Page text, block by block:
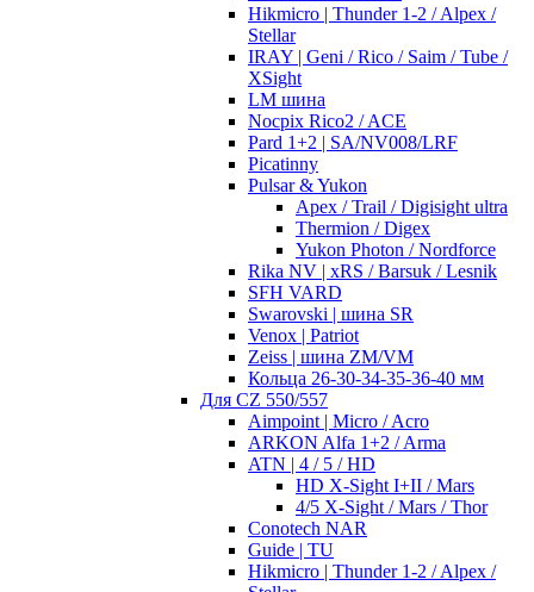
Hikmicro | Thunder 1-2 / Alpex /
Stellar
IRAY | Geni / Rico / Saim / Tube /
XSight
LM шина
Nocpix Rico2 / ACE
Pard 1+2 | SA/NV008/LRF
Picatinny
Pulsar & Yukon
Apex / Trail / Digisight ultra
Thermion / Digex
Yukon Photon / Nordforce
Rika NV | xRS / Barsuk / Lesnik
SFH VARD
Swarovski | шина SR
Venox | Patriot
Zeiss | шина ZM/VM
Кольца 26-30-34-35-36-40 мм
Для CZ 550/557
Aimpoint | Micro / Acro
ARKON Alfa 1+2 / Arma
ATN | 4 / 5 / HD
HD X-Sight I+II / Mars
4/5 X-Sight / Mars / Thor
Conotech NAR
Guide | TU
Hikmicro | Thunder 1-2 / Alpex /